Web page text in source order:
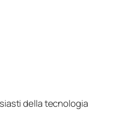
della tecnologia